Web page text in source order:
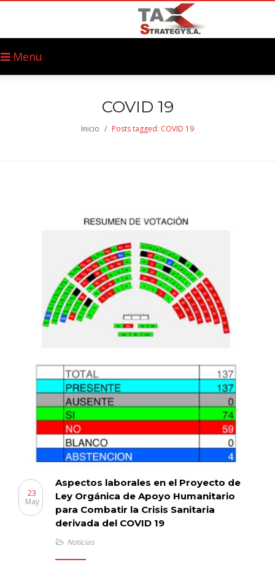
Menu
COVID 19
Inicio / Posts tagged: COVID 19
Aspectos laborales en el Proyecto de
Ley Orgánica de Apoyo Humanitario
para Combatir la Crisis Sanitaria
derivada del COVID 19
23
May
Noticias